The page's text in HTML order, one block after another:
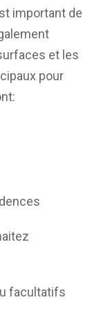
important de
et les
pour
facultatifs